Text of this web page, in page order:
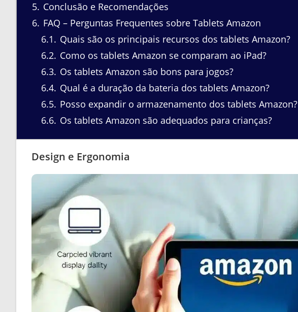
5 Conclusão e Recomendações
6 FAQ – Perguntas Frequentes sobre Tablets Amazon
6.1
Quais são os principais recursos dos tablets Amazon?
6.2 Como os tablets Amazon se comparam ao iPad?
6.3 Os tablets Amazon são bons para jogos?
6.4 Qual é a duração da bateria dos tablets Amazon?
6.5 Posso expandir o armazenamento dos tablets Amazon?
6.6 Os tablets Amazon são adequados para crianças?
Design e Ergonomia